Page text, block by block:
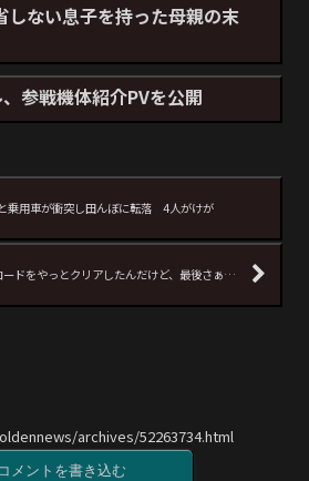
しない息子を持った母親の末
参戦機体紹介PVを公開
乗用車が衝突し田んぼに転落 4人がけが
ードをやっとクリアしたんだけど、最後さぁ…
archives/52263734.html
コメントを書き込む